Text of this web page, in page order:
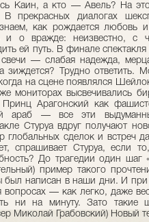
Каин, а кто — Авель? На
В прекрасных диалогах
как рождается
и о вражде: неизвестно, с
ей путь. В финале
свечи — слабая надежда,
зиждется? Трудно ответить.
на сцене появлялся
мониторах высвечивались
Арагонский как
араб — все эти
Стуруа вдруг получают
глобальных сделок и встреч
спрашивает Стуруа, если
До трагедии один
пример такого
был написан в наши дни. И при
вопросах — как легко, даже
ни на минуту. Зато
Миколай Грабовский) Новый